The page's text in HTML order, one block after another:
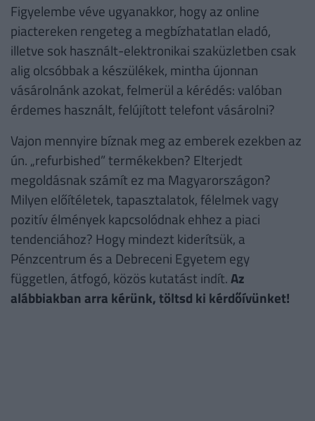
Figyelembe véve ugyanakkor, hogy az online
piactereken rengeteg a megbízhatatlan eladó,
illetve sok használt-elektronikai szaküzletben csak
alig olcsóbbak a készülékek, mintha újonnan
vásárolnánk azokat, felmerül a kérédés: valóban
érdemes használt, felújított telefont vásárolni?
Vajon mennyire bíznak meg az emberek ezekben az
ún. „refurbished” termékekben? Elterjedt
megoldásnak számít ez ma Magyarországon?
Milyen előítéletek, tapasztalatok, félelmek vagy
pozitív élmények kapcsolódnak ehhez a piaci
tendenciához? Hogy mindezt kiderítsük, a
Pénzcentrum és a Debreceni Egyetem egy
független, átfogó, közös kutatást indít.Az
alábbiakban arra kérünk, töltsd ki kérdőívünket!